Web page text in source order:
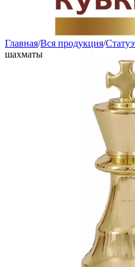
Главная/Вся продукция/
шахматы